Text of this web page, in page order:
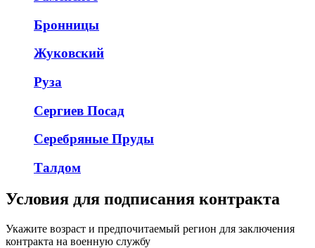
Бронницы
Жуковский
Руза
Сергиев Посад
Серебряные Пруды
Талдом
Условия для подписания контракта
Укажите возраст и предпочитаемый регион для заключения
контракта на военную службу